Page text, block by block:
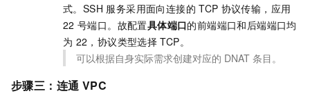
式。SSH 服务采用面向连接的 TCP 协议传输，应用
22 号端口。故配置具体端口的前端端口和后端端口均
为 22，协议类型选择 TCP。
可以根据自身实际需求创建对应的 DNAT 条目。
步骤三： 连通 VPC